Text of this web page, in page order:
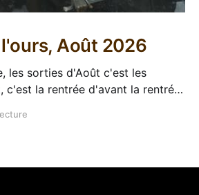
Août 2026
les sorties d'Août c'est les
c'est la rentrée d'avant la rentrée,